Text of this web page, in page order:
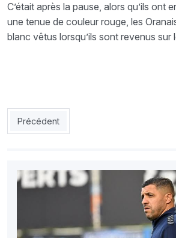
C’était après la pause, alors qu’ils ont
une tenue de couleur rouge, les
blanc vêtus lorsqu’ils sont revenus sur
Article précédent : EN : Feghouli laissé
Précédent